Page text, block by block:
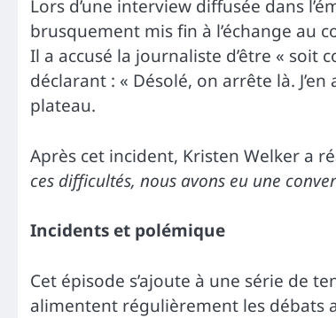
Lors d’une interview diffusée dans
brusquement mis fin à l’échange au
Il a accusé la journaliste d’être « soit
déclarant : « Désolé, on arrête là.
plateau.
Après cet incident, Kristen Welker a
ces difficultés, nous avons eu une
Incidents et polémique
Cet épisode s’ajoute à une série de
alimentent régulièrement les débats